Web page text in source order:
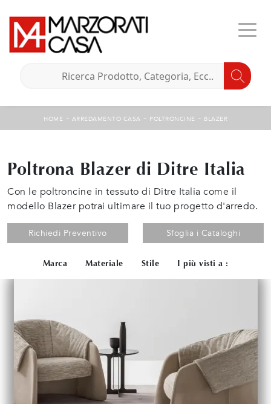
HOME - ARREDAMENTO CASA - POLTRONCINE - BLAZER
Poltrona Blazer di Ditre Italia
Con le poltroncine in tessuto di Ditre Italia come il
modello Blazer potrai ultimare il tuo progetto d'arredo.
Richiedi Preventivo Sfoglia i Cataloghi
Marca Materiale Stile I più visti a :